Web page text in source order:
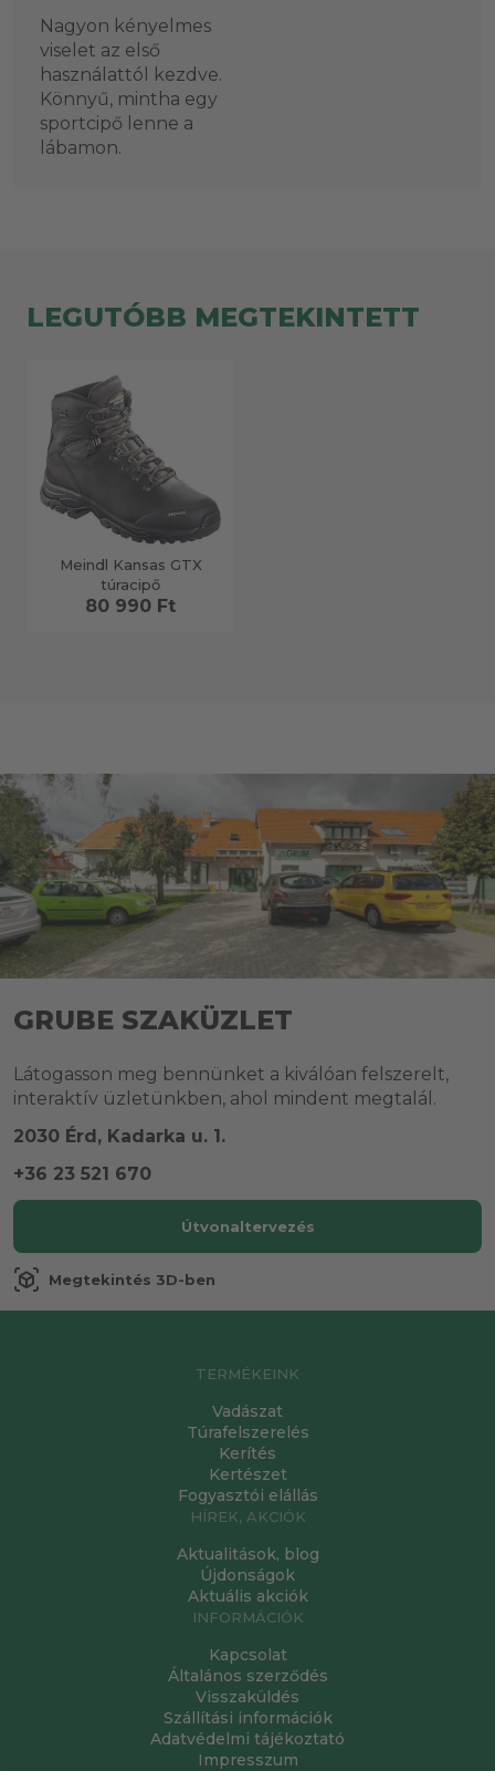
Nagyon kényelmes
viselet az első
használattól kezdve.
Könnyű, mintha egy
sportcipő lenne a
lábamon.
LEGUTÓBB MEGTEKINTETT
Meindl Kansas GTX
túracipő
80 990 Ft
GRUBE SZAKÜZLET
Látogasson meg bennünket a kiválóan felszerelt,
interaktív üzletünkben, ahol mindent megtalál.
2030 Érd, Kadarka u. 1.
+36 23 521 670
Útvonaltervezés
view_in_ar Megtekintés 3D-ben
TERMÉKEINK
Vadászat
Túrafelszerelés
Kerítés
Kertészet
Fogyasztói elállás
HÍREK, AKCIÓK
Aktualitások, blog
Újdonságok
Aktuális akciók
INFORMÁCIÓK
Kapcsolat
Általános szerződés
Visszaküldés
Szállítási információk
Adatvédelmi tájékoztató
Impresszum